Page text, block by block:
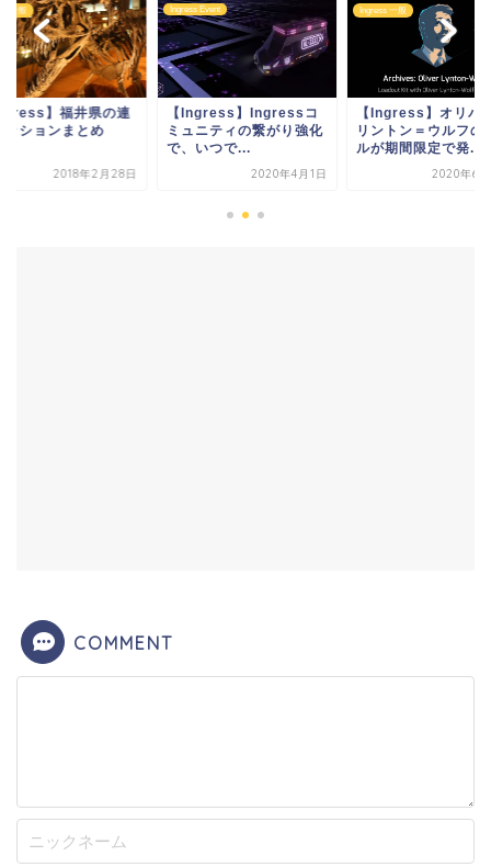
Event
】Ingressコ
ニティの繋がり強化
2020年4月1日
Ingress 一般
【Ingress】オリバー・
リントン＝ウルフのメダ
ルが期間限定で発...
2020年6月27日
Ingress 一般
【Ingress】福井県
作ミッションまとめ
2018年2
COMMENT